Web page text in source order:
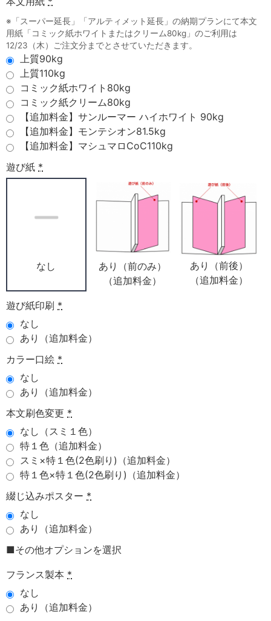
※「スーパー延長」「アルティメット延長」の納期プランにて本文
用紙「コミック紙ホワイトまたはクリーム80kg」のご利用は
12/23（木）ご注文分までとさせていただきます。
上質90kg
上質110kg
コミック紙ホワイト80kg
コミック紙クリーム80kg
【追加料金】サンルーマー ハイホワイト 90kg
【追加料金】モンテシオン81.5kg
【追加料金】マシュマロCoC110kg
遊び紙 *
なし
あり（前のみ）
（追加料金）
あり（前後）
（追加料金）
遊び紙印刷 *
なし
あり（追加料金）
カラー口絵 *
なし
あり（追加料金）
本文刷色変更 *
なし（スミ１色）
特１色（追加料金）
スミ×特１色(2色刷り)（追加料金）
特１色×特１色(2色刷り)（追加料金）
綴じ込みポスター *
なし
あり（追加料金）
■その他オプションを選択
フランス製本 *
なし
あり（追加料金）